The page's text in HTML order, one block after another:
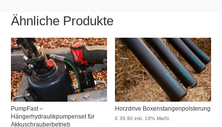
Ähnliche Produkte
PumpFast –
Hängerhydraulikpumpenset für
Akkuschrauberbetrieb
Horzdrive Boxenstangenpolsterung
€ 39,90 inkl. 19% MwSt.